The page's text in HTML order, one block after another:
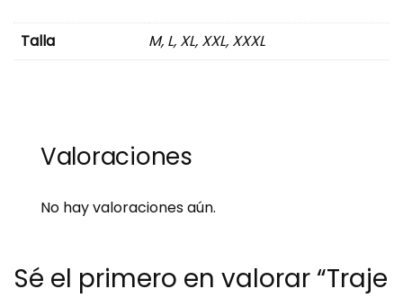
Talla M, L, XL, XXL, XXXL
Valoraciones
No hay valoraciones aún.
Sé el primero en valorar “Traje